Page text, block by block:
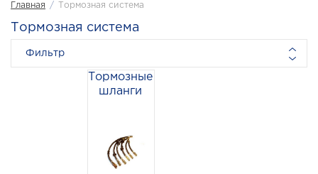
Фильтр
Главная / Тормозная система
Тормозная система
Тормозные
шланги